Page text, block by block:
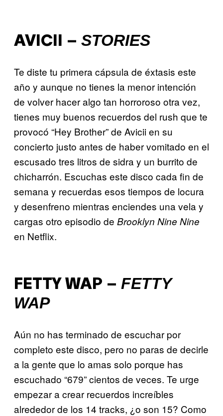
AVICII – STORIES
Te diste tu primera cápsula de éxtasis este
año y aunque no tienes la menor intención
de volver hacer algo tan horroroso otra vez,
tienes muy buenos recuerdos del rush que te
provocó “Hey Brother” de Avicii en su
concierto justo antes de haber vomitado en el
escusado tres litros de sidra y un burrito de
chicharrón. Escuchas este disco cada fin de
semana y recuerdas esos tiempos de locura
y desenfreno mientras enciendes una vela y
cargas otro episodio de Brooklyn Nine Nine
en Netflix.
FETTY WAP – FETTY
WAP
Aún no has terminado de escuchar por
completo este disco, pero no paras de decirle
a la gente que lo amas solo porque has
escuchado “679” cientos de veces. Te urge
empezar a crear recuerdos increíbles
alrededor de los 14 tracks, ¿o son 15? Como